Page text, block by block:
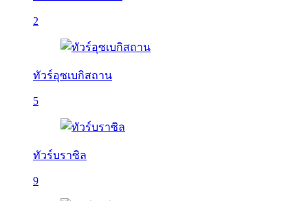
2
ทัวร์อุซเบกิสถาน
5
ทัวร์บราซิล
9